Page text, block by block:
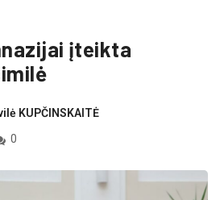
įteikta
KUPČINSKAITĖ
0